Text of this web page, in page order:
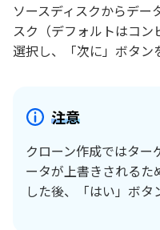
ソースディスクからデー
スク（デフォルトはコン
選択し、「次に」ボタン
注意
クローン作成ではター
ータが上書きされるた
した後、「はい」ボタ